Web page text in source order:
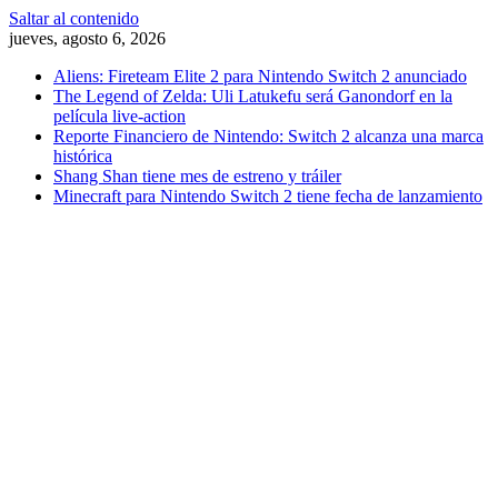
Saltar al contenido
jueves, agosto 6, 2026
Aliens: Fireteam Elite 2 para Nintendo Switch 2 anunciado
The Legend of Zelda: Uli Latukefu será Ganondorf en la
película live-action
Reporte Financiero de Nintendo: Switch 2 alcanza una marca
histórica
Shang Shan tiene mes de estreno y tráiler
Minecraft para Nintendo Switch 2 tiene fecha de lanzamiento